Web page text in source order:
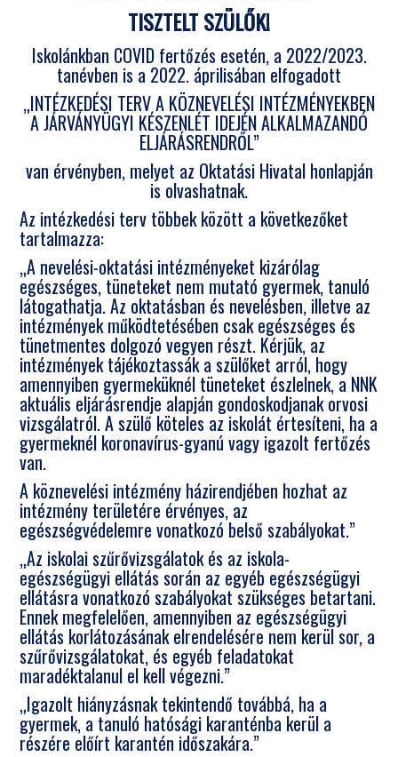
TISZTELT SZÜLŐK!
Iskolánkban COVID fertőzés esetén, a 2022/2023.
tanévben is a 2022. áprilisában elfogadott
„INTÉZKEDÉSI TERV A KÖZNEVELÉSI INTÉZMÉNYEKBEN
A JÁRVÁNYÜGYI KÉSZENLÉT IDEJÉN ALKALMAZANDÓ
ELJÁRÁSRENDRŐL”
van érvényben, melyet az Oktatási Hivatal honlapján
is olvashatnak.
Az intézkedési terv többek között a következőket
tartalmazza:
„A nevelési-oktatási intézményeket kizárólag
egészséges, tüneteket nem mutató gyermek, tanuló
látogathatja. Az oktatásban és nevelésben, illetve az
intézmények működtetésében csak egészséges és
tünetmentes dolgozó vegyen részt. Kérjük, az
intézmények tájékoztassák a szülőket arról, hogy
amennyiben gyermeküknél tüneteket észlelnek, a NNK
aktuális eljárásrendje alapján gondoskodjanak orvosi
vizsgálatról. A szülő köteles az iskolát értesíteni, ha a
gyermeknél koronavírus-gyanú vagy igazolt fertőzés
van.
A köznevelési intézmény házirendjében hozhat az
intézmény területére érvényes, az
egészségvédelemre vonatkozó belső szabályokat.”
„Az iskolai szűrővizsgálatok és az iskola-
egészségügyi ellátás során az egyéb egészségügyi
ellátásra vonatkozó szabályokat szükséges betartani.
Ennek megfelelően, amennyiben az egészségügyi
ellátás korlátozásának elrendelésére nem kerül sor, a
szűrővizsgálatokat, és egyéb feladatokat
maradéktalanul el kell végezni.”
„Igazolt hiányzásnak tekintendő továbbá, ha a
gyermek, a tanuló hatósági karanténba kerül a
részére előírt karantén időszakára.”